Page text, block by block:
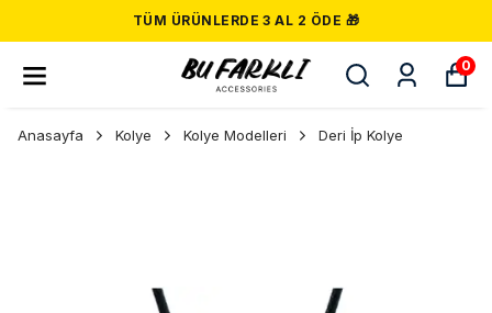
TÜM ÜRÜNLERDE 3 AL 2 ÖDE 🎁
0
Anasayfa Kolye Kolye Modelleri Deri İp Kolye